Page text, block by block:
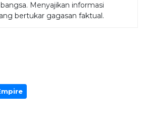
Menyajikan informasi
bertukar gagasan faktual.